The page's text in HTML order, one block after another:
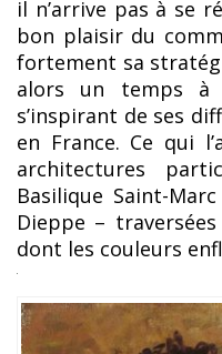
il n’arrive pas à se
bon plaisir du
fortement sa
alors un temps à
s’inspirant de ses
en France. Ce qui
architectures
Basilique Saint-
Dieppe –
dont les couleurs